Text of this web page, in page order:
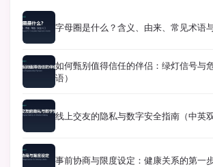
字母圈是什么？含义、由来、常见术语
如何甄别值得信任的伴侣：绿灯信号与
语）
线上交友的隐私与数字安全指南（中英双
事前协商与限度设定：健康关系的第一